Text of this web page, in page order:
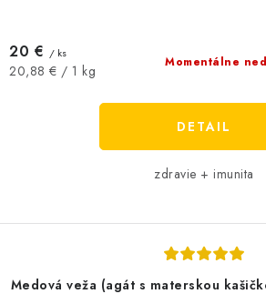
Momentálne
20 € / ks
Jednotková
20,88 € / 1 kg
DETAIL
zdravie + imunita
Medová veža (agát s materskou